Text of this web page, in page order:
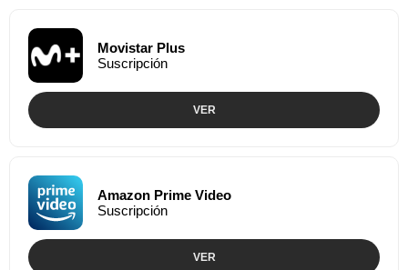
Movistar Plus
Suscripción
VER
Amazon Prime Video
Suscripción
VER